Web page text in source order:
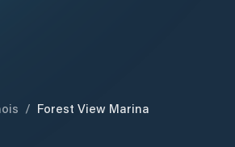
/ Forest View Marina